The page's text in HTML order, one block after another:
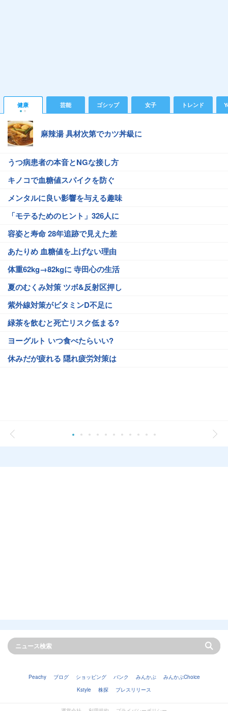
健康 芸能 ゴシップ 女子 トレンド
麻辣湯 具材次第でカツ丼級に
うつ病患者の本音とNGな接し方
キノコで血糖値スパイクを防ぐ
メンタルに良い影響を与える趣味
「モテるためのヒント」326人に
容姿と寿命 28年追跡で見えた差
あたりめ 血糖値を上げない理由
体重62kg→82kgに 寺田心の生活
夏のむくみ対策 ツボ&反射区押し
紫外線対策がビタミンD不足に
緑茶を飲むと死亡リスク低まる?
ヨーグルト いつ食べたらいい?
休みだが疲れる 隠れ疲労対策は
Peachy ブログ ショッピング バンク みんかぶ
みんかぶChoice
Kstyle
株探 プレスリリース